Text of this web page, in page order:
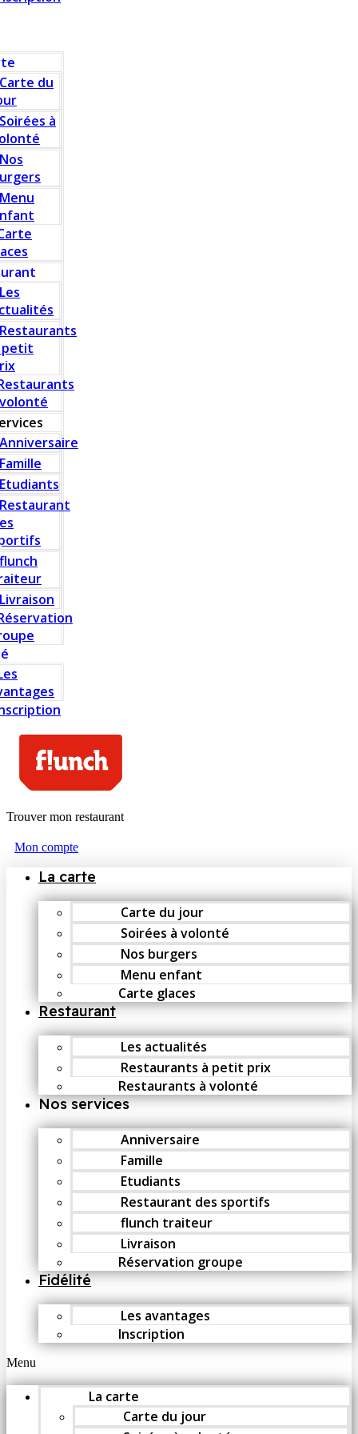
Carte du
Soirées à
Nos
Menu
Les
Restaurants
petit
Anniversaire
Famille
Etudiants
Restaurant
flunch
Livraison
Trouver mon restaurant
Mon compte
La carte
Carte du jour
Soirées à volonté
Nos burgers
Menu enfant
Carte glaces
Restaurant
Les actualités
Restaurants à petit prix
Restaurants à volonté
Nos services
Anniversaire
Famille
Etudiants
Restaurant des sportifs
flunch traiteur
Livraison
Réservation groupe
Fidélité
Les avantages
Inscription
Menu
La carte
Carte du jour